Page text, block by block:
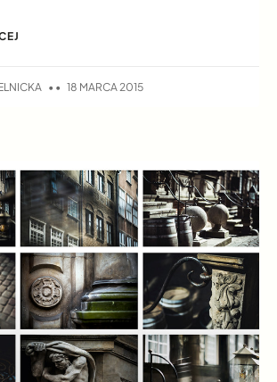
18 MARCA 2015